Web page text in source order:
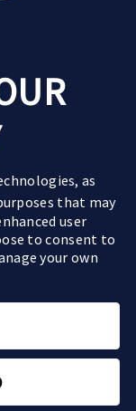
website
ter
as
that may
user
to consent to
your own